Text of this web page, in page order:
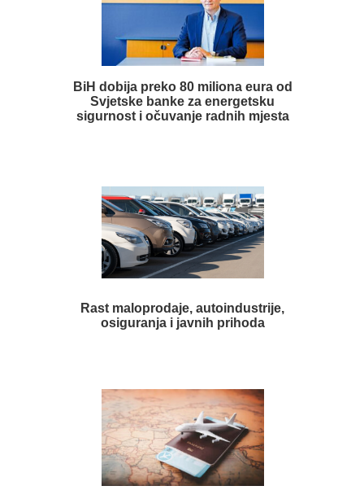
BiH dobija preko 80 miliona eura od
Svjetske banke za energetsku
sigurnost i očuvanje radnih mjesta
Rast maloprodaje, autoindustrije,
osiguranja i javnih prihoda